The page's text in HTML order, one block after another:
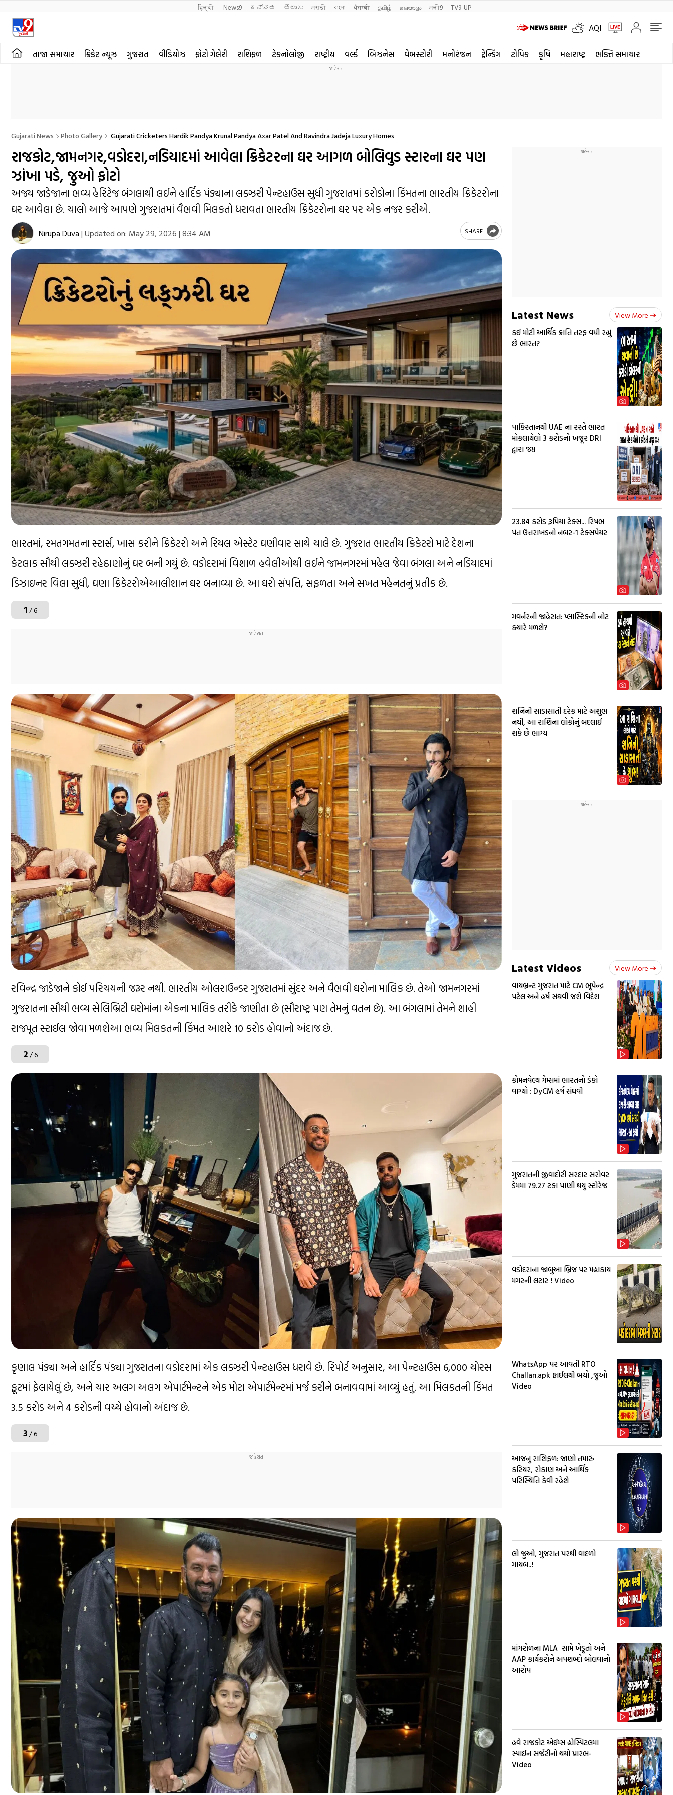
हिन्दी News9 ಕನ್ನಡ తెలుగు मराठी বাংলা ਪੰਜਾਬੀ தமிழ் മലയാളം मनी9 TV9-UP
AQI
તાજા સમાચાર ક્રિકેટ ન્યૂઝ ગુજરાત વીડિયોઝ ફોટો ગેલેરી રાશિફળ ટેકનોલોજી રાષ્ટ્રીય વર્લ્ડ બિઝનેસ વેબસ્ટોરી મનોરંજન ટ્રેન્ડિંગ ટોપિક કૃષિ મહારાષ્ટ્ર ભક્તિ સમાચાર
Gujarati News Photo Gallery Gujarati Cricketers Hardik Pandya Krunal Pandya Axar Patel And Ravindra Jadeja Luxury Homes
રાજકોટ,જામનગર,વડોદરા,નડિયાદમાં આવેલા ક્રિકેટરના ઘર આગળ બોલિવુડ સ્ટારના ઘર પણ
ઝાંખા પડે, જુઓ ફોટો
અજય જાડેજાના ભવ્ય હેરિટેજ બંગલાથી લઈને હાર્દિક પંડ્યાના લક્ઝરી પેન્ટહાઉસ સુધી ગુજરાતમાં કરોડોના કિંમતના ભારતીય ક્રિકેટરોના
ઘર આવેલા છે. ચાલો આજે આપણે ગુજરાતમાં વૈભવી મિલકતો ધરાવતા ભારતીય ક્રિકેટરોના ઘર પર એક નજર કરીએ.
Nirupa Duva | Updated on: May 29, 2026 | 8:34 AM SHARE
ભારતમાં, રમતગમતના સ્ટાર્સ, ખાસ કરીને ક્રિકેટરો અને રિયલ એસ્ટેટ ઘણીવાર સાથે ચાલે છે. ગુજરાત ભારતીય ક્રિકેટરો માટે દેશના
કેટલાક સૌથી લક્ઝરી રહેઠાણોનું ઘર બની ગયું છે. વડોદરામાં વિશાળ હવેલીઓથી લઈને જામનગરમાં મહેલ જેવા બંગલા અને નડિયાદમાં
ડિઝાઇનર વિલા સુધી, ઘણા ક્રિકેટરોએઆલીશાન ઘર બનાવ્યા છે. આ ઘરો સંપત્તિ, સફળતા અને સખત મહેનતનું પ્રતીક છે.
1/ 6
રવિન્દ્ર જાડેજાને કોઈ પરિચયની જરૂર નથી. ભારતીય ઓલરાઉન્ડર ગુજરાતમાં સુંદર અને વૈભવી ઘરોના માલિક છે. તેઓ જામનગરમાં
ગુજરાતના સૌથી ભવ્ય સેલિબ્રિટી ઘરોમાંના એકના માલિક તરીકે જાણીતા છે (સૌરાષ્ટ્ર પણ તેમનું વતન છે). આ બંગલામાં તેમને શાહી
રાજપૂત સ્ટાઈલ જોવા મળશેઆ ભવ્ય મિલકતની કિંમત આશરે 10 કરોડ હોવાનો અંદાજ છે.
2/ 6
કૃણાલ પંડ્યા અને હાર્દિક પંડ્યા ગુજરાતના વડોદરામાં એક લક્ઝરી પેન્ટહાઉસ ધરાવે છે. રિપોર્ટ અનુસાર, આ પેન્ટહાઉસ 6,000 ચોરસ
ફૂટમાં ફેલાયેલું છે, અને ચાર અલગ અલગ એપાર્ટમેન્ટને એક મોટા એપાર્ટમેન્ટમાં મર્જ કરીને બનાવવામાં આવ્યું હતું. આ મિલકતની કિંમત
3.5 કરોડ અને 4 કરોડની વચ્ચે હોવાનો અંદાજ છે.
3/ 6
Latest News View More
કઈ મોટી આર્થિક ક્રાંતિ તરફ વધી રહ્યું
છે ભારત?
પાકિસ્તાનથી UAE ના રસ્તે ભારત
મોકલાયેલો 3 કરોડનો ખજૂર DRI
દ્વારા જપ્ત
23.84 કરોડ રૂપિયા ટેક્સ... રિષભ
પંત ઉત્તરાખંડનો નંબર-1 ટેક્સપેયર
ગવર્નરની જાહેરાત: પ્લાસ્ટિકની નોટ
ક્યારે મળશે?
શનિની સાડાસાતી દરેક માટે અશુભ
નથી, આ રાશિના લોકોનું બદલાઈ
શકે છે ભાગ્ય
Latest Videos View More
વાયબ્રન્ટ ગુજરાત માટે CM ભૂપેન્દ્ર
પટેલ અને હર્ષ સંઘવી જશે વિદેશ
કોમનવેલ્થ ગેમ્સમાં ભારતનો ડંકો
વાગ્યો : DyCM હર્ષ સંઘવી
ગુજરાતની જીવાદોરી સરદાર સરોવર
ડેમમાં 79.27 ટકા પાણી થયું સ્ટોરેજ
વડોદરાના જાંબુઆ બ્રિજ પર મહાકાય
મગરની લટાર ! Video
WhatsApp પર આવતી RTO
Challan.apk ફાઈલથી બચો ,જુઓ
Video
આજનું રાશિફળ: જાણો તમારું
કરિયર, રોકાણ અને આર્થિક
પરિસ્થિતિ કેવી રહેશે
લો જુઓ, ગુજરાત પરથી વાદળો
ગાયબ..!
માંગરોળના MLA સામે ખેડૂતો અને
AAP કાર્યકરોને અપશબ્દો બોલવાનો
આરોપ
હવે રાજકોટ એઈમ્સ હોસ્પિટલમાં
સ્પાઈન સર્જરીનો થયો પ્રારંભ-
Video